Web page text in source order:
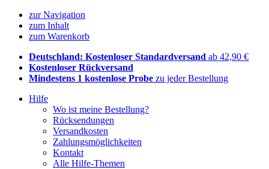
zur Navigation
zum Inhalt
zum Warenkorb
Deutschland: Kostenloser Standardversand ab 42,90 €
Kostenloser Rückversand
Mindestens 1 kostenlose Probe zu jeder Bestellung
Hilfe
Wo ist meine Bestellung?
Rücksendungen
Versandkosten
Zahlungsmöglichkeiten
Kontakt
Alle Hilfe-Themen